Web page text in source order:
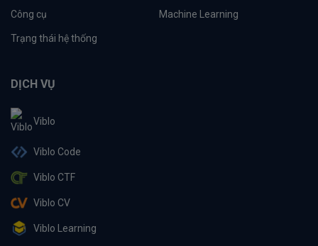
Công cụ Machine Learning
Trạng thái hệ thống
DỊCH VỤ
Viblo
Viblo Code
Viblo CTF
Viblo CV
Viblo Learning